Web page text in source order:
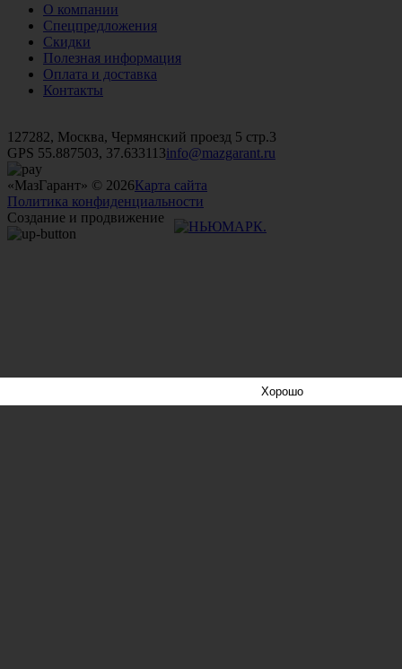
О компании
Спецпредложения
Скидки
Полезная информация
Оплата и доставка
Контакты
127282, Москва, Чермянский проезд 5 стр.3
GPS 55.887503, 37.633113info@mazgarant.ru
«МазГарант» © 2026Карта сайта
Политика конфиденциальности
Создание и продвижение
Хорошо